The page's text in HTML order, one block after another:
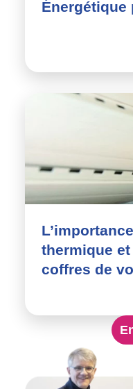
thermique
coffres de